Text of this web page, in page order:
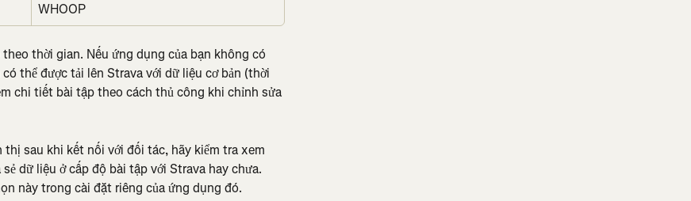
WHOOP
thời gian. Nếu ứng dụng của bạn không có
thể được tải lên Strava với dữ liệu cơ bản (thời
chi tiết bài tập theo cách thủ công khi chỉnh sửa
sau khi kết nối với đối tác, hãy kiểm tra xem
dữ liệu ở cấp độ bài tập với Strava hay chưa.
này trong cài đặt riêng của ứng dụng đó.